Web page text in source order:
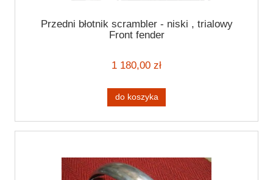
Przedni błotnik scrambler - niski , trialowy
Front fender
1 180,00 zł
do koszyka